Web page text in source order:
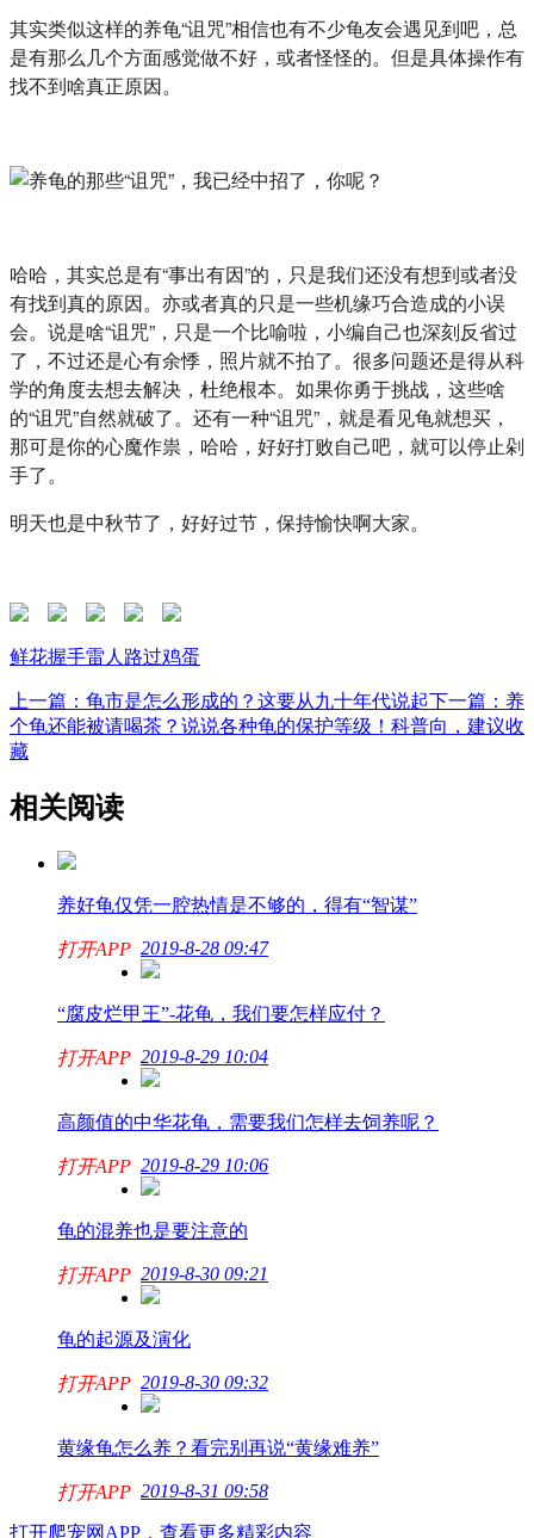
其实类似这样的养龟“诅咒”相信也有不少龟友会遇见到吧，总
是有那么几个方面感觉做不好，或者怪怪的。但是具体操作有
找不到啥真正原因。
哈哈，其实总是有“事出有因”的，只是我们还没有想到或者没
有找到真的原因。亦或者真的只是一些机缘巧合造成的小误
会。说是啥“诅咒”，只是一个比喻啦，小编自己也深刻反省过
了，不过还是心有余悸，照片就不拍了。很多问题还是得从科
学的角度去想去解决，杜绝根本。如果你勇于挑战，这些啥
的“诅咒”自然就破了。还有一种“诅咒”，就是看见龟就想买，
那可是你的心魔作祟，哈哈，好好打败自己吧，就可以停止剁
手了。
明天也是中秋节了，好好过节，保持愉快啊大家。
鲜花握手雷人 路过鸡蛋
上一篇：龟市是怎么形成的？这要从九十年代说起下一篇：养
个龟还能被请喝茶？说说各种龟的保护等级！科普向，建议收
藏
相关阅读
养好龟仅凭一腔热情是不够的，得有“智谋”
2019-8-28 09:47
打开APP
“腐皮烂甲王”-花龟，我们要怎样应付？
2019-8-29 10:04
打开APP
高颜值的中华花龟，需要我们怎样去饲养呢？
2019-8-29 10:06
打开APP
龟的混养也是要注意的
2019-8-30 09:21
打开APP
龟的起源及演化
2019-8-30 09:32
打开APP
黄缘龟怎么养？看完别再说“黄缘难养”
2019-8-31 09:58
打开APP
打开爬宠网APP，查看更多精彩内容